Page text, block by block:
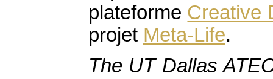
plateforme Creative
projet Meta-Life.
The UT Dallas